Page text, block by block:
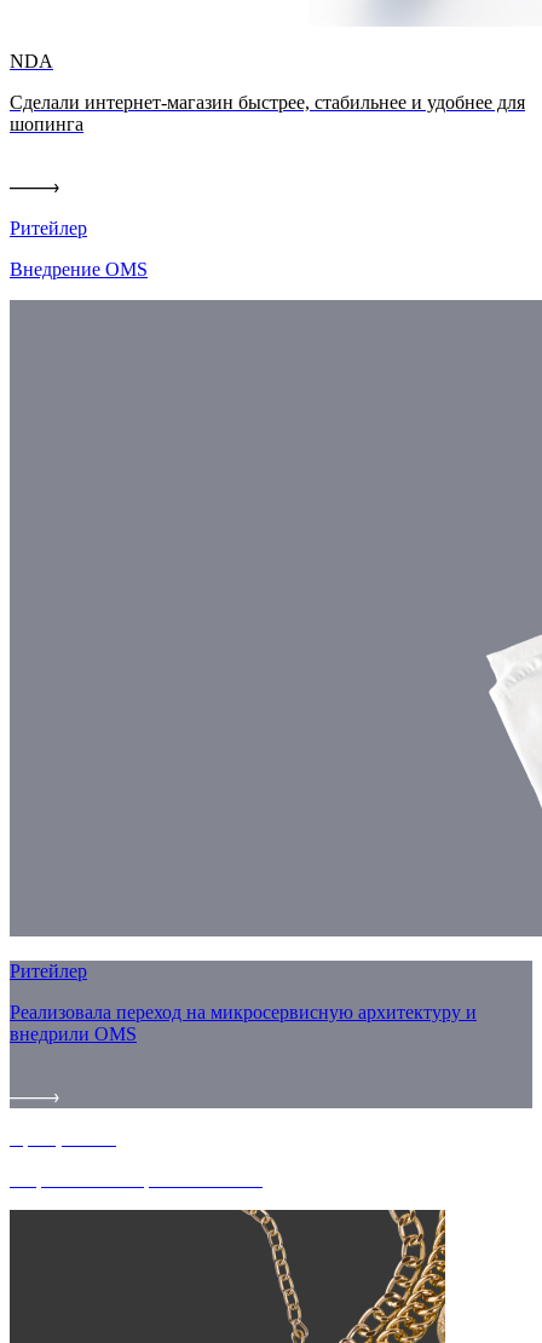
NDA
Сделали интернет-магазин быстрее, стабильнее и удобнее для
шопинга
Ритейлер
Внедрение OMS
Ритейлер
Реализовала переход на микросервисную архитектуру и
внедрили OMS